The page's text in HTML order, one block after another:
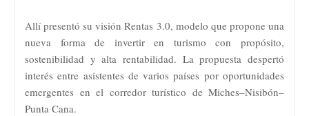
Allí presentó su visión Rentas 3.0, modelo que propone una
nueva forma de invertir en turismo con propósito,
sostenibilidad y alta rentabilidad. La propuesta despertó
interés entre asistentes de varios países por oportunidades
emergentes en el corredor turístico de Miches–Nisibón–
Punta Cana.